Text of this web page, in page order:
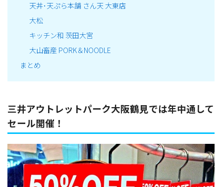
天丼･天ぷら本舗 さん天 大東店
大松
キッチン和 茨田大宮
大山畜産 PORK＆NOODLE
まとめ
三井アウトレットパーク大阪鶴見では年中通して
セール開催！